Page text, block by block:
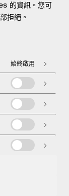
的資訊。您可
拒絕。
始終啟用